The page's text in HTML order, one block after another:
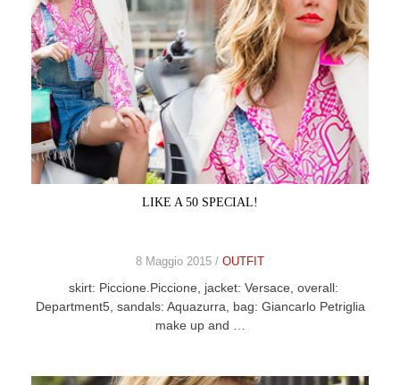
LIKE A 50 SPECIAL!
8 Maggio 2015 / OUTFIT
skirt: Piccione.Piccione, jacket: Versace, overall:
Department5, sandals: Aquazurra, bag: Giancarlo Petriglia
make up and …